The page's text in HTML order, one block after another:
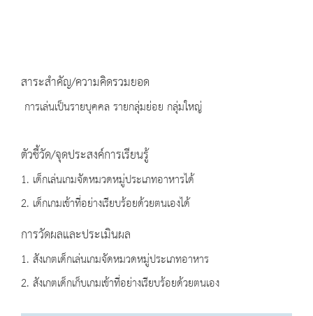
สาระสำคัญ/ความคิดรวมยอด
การเล่นเป็นรายบุคคล รายกลุ่มย่อย กลุ่มใหญ่
ตัวชี้วัด/จุดประสงค์การเรียนรู้
1. เด็กเล่นเกมจัดหมวดหมู่ประเภทอาหารได้
2. เด็กเกมเข้าที่อย่างเรียบร้อยด้วยตนเองได้
การวัดผลและประเมินผล
1. สังเกตเด็กเล่นเกมจัดหมวดหมู่ประเภทอาหาร
2. สังเกตเด็กเก็บเกมเข้าที่อย่างเรียบร้อยด้วยตนเอง